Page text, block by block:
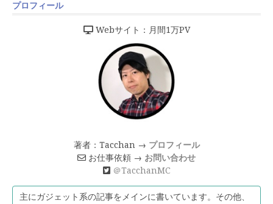
プロフィール
Webサイト：月間1万PV
著者：Tacchan → プロフィール
お仕事依頼 → お問い合わせ
＠TacchanMC
主にガジェット系の記事をメインに書いています。その他、